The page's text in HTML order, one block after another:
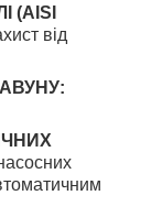
(AISI
від